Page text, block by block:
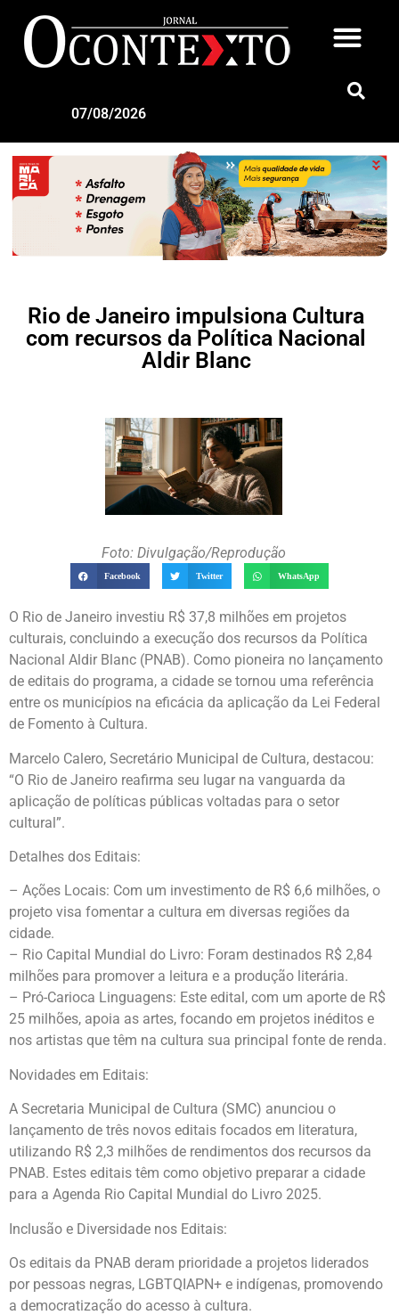
07/08/2026
Rio de Janeiro impulsiona Cultura
com recursos da Política Nacional
Aldir Blanc
Foto: Divulgação/Reprodução
Facebook Twitter WhatsApp
O Rio de Janeiro investiu R$ 37,8 milhões em projetos
culturais, concluindo a execução dos recursos da Política
Nacional Aldir Blanc (PNAB). Como pioneira no lançamento
de editais do programa, a cidade se tornou uma referência
entre os municípios na eficácia da aplicação da Lei Federal
de Fomento à Cultura.
Marcelo Calero, Secretário Municipal de Cultura, destacou:
“O Rio de Janeiro reafirma seu lugar na vanguarda da
aplicação de políticas públicas voltadas para o setor
cultural”.
Detalhes dos Editais:
– Ações Locais: Com um investimento de R$ 6,6 milhões, o
projeto visa fomentar a cultura em diversas regiões da
cidade.
– Rio Capital Mundial do Livro: Foram destinados R$ 2,84
milhões para promover a leitura e a produção literária.
– Pró-Carioca Linguagens: Este edital, com um aporte de R$
25 milhões, apoia as artes, focando em projetos inéditos e
nos artistas que têm na cultura sua principal fonte de renda.
Novidades em Editais:
A Secretaria Municipal de Cultura (SMC) anunciou o
lançamento de três novos editais focados em literatura,
utilizando R$ 2,3 milhões de rendimentos dos recursos da
PNAB. Estes editais têm como objetivo preparar a cidade
para a Agenda Rio Capital Mundial do Livro 2025.
Inclusão e Diversidade nos Editais:
Os editais da PNAB deram prioridade a projetos liderados
por pessoas negras, LGBTQIAPN+ e indígenas, promovendo
a democratização do acesso à cultura.